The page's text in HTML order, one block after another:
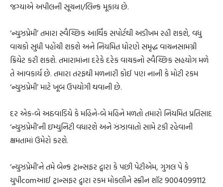
જગ્યાએ અપીલની સૂચના/લિન્ક મૂકાય છે.
‘ન્યુઝપ્રેમી’ તમારા સ્વૈચ્છિક આર્થિક સપોર્ટથી અડીખમ રહી શકશે, વધુ
વાચકો સુધી પહોંચી શકશે અને નિયમિત ધોરણે સમૃદ્ધ વાચનસામગ્રી
ક્રિયેટ કરી શકશે. તમારામાંના દરેકે દરેક વાચકનો સ્વૈચ્છિક સહયોગ મળે
તે આવકાર્ય છે. તમારા તરફથી મળનારી કોઈ પણ નાની કે મોટી રકમ
‘ન્યુઝપ્રેમી’ માટે ખૂબ ઉપયોગી થવાની છે.
દર એક-બે અઠવાડિયે કે મહિને-બે મહિને મળતો તમારો નિયમિત પ્રતિસાદ
‘ન્યુઝપ્રેમી’ની ઇમ્યુનિટી વધારશે અને ઝંઝાવાતો સામે ટકી રહેવાની
ક્ષમતામાં ઉમેરો કરશે.
‘ન્યુઝપ્રેમી’ને તમે બેન્ક ટ્રાન્સફર દ્વારા કે પછી પેટીએમ, ગુગલ પે કે
યુપીcomઆઈ ટ્રાન્સફર દ્વારા રકમ મોકલીને સ્ક્રીન શૉટ 9004099112